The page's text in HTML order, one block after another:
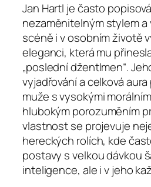
Jan Hartl je často
nezaměnitelným stylem
scéně i v osobním životě
eleganci, která mu
„poslední džentlmen“.
vyjadřování a celková
muže s vysokými
hlubokým porozuměním
vlastnost se projevuje
hereckých rolích, kde
postavy s velkou dávkou
inteligence, ale i v jeho